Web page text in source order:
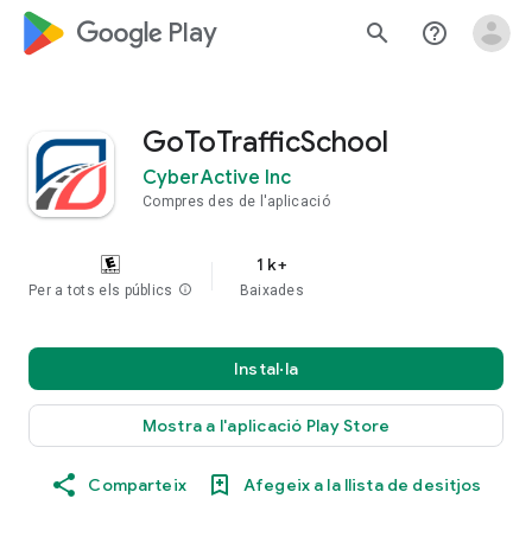
google_logo Play search help_outline
GoToTrafficSchool
CyberActive Inc
Compres des de l'aplicació
Per a tots els públics info
1 k+
Baixades
Instal·la
Mostra a l'aplicació Play Store
Comparteix Afegeix a la llista de desitjos